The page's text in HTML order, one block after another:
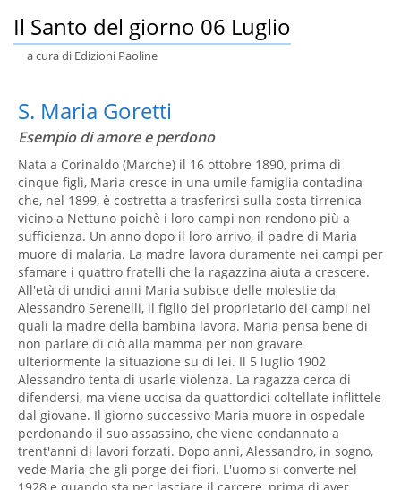
Il Santo del giorno 06 Luglio
a cura di Edizioni Paoline
S. Maria Goretti
Esempio di amore e perdono
Nata a Corinaldo (Marche) il 16 ottobre 1890, prima di
cinque figli, Maria cresce in una umile famiglia contadina
che, nel 1899, è costretta a trasferirsi sulla costa tirrenica
vicino a Nettuno poichè i loro campi non rendono più a
sufficienza. Un anno dopo il loro arrivo, il padre di Maria
muore di malaria. La madre lavora duramente nei campi per
sfamare i quattro fratelli che la ragazzina aiuta a crescere.
All'età di undici anni Maria subisce delle molestie da
Alessandro Serenelli, il figlio del proprietario dei campi nei
quali la madre della bambina lavora. Maria pensa bene di
non parlare di ciò alla mamma per non gravare
ulteriormente la situazione su di lei. Il 5 luglio 1902
Alessandro tenta di usarle violenza. La ragazza cerca di
difendersi, ma viene uccisa da quattordici coltellate inflittele
dal giovane. Il giorno successivo Maria muore in ospedale
perdonando il suo assassino, che viene condannato a
trent'anni di lavori forzati. Dopo anni, Alessandro, in sogno,
vede Maria che gli porge dei fiori. L'uomo si converte nel